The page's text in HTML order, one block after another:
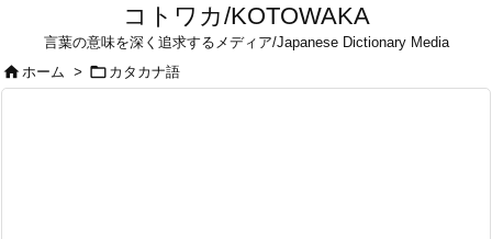
コトワカ/KOTOWAKA
言葉の意味を深く追求するメディア/Japanese Dictionary Media
ホーム >  カタカナ語